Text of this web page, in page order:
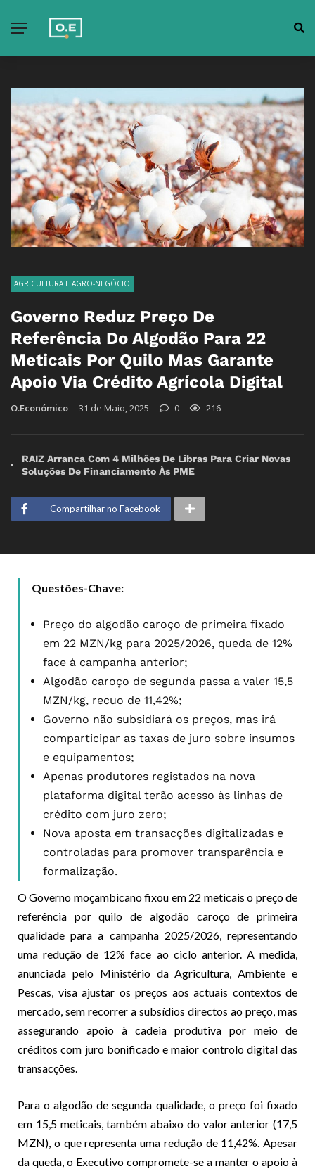
AGRICULTURA E AGRO-NEGÓCIO
Governo Reduz Preço De
Referência Do Algodão Para 22
Meticais Por Quilo Mas Garante
Apoio Via Crédito Agrícola Digital
O.Económico 31 de Maio, 2025 0 216
RAIZ Arranca Com 4 Milhões De Libras Para Criar Novas
Soluções De Financiamento Às PME
Compartilhar no Facebook
Questões-Chave:
Preço do algodão caroço de primeira fixado
em 22 MZN/kg para 2025/2026, queda de 12%
face à campanha anterior;
Algodão caroço de segunda passa a valer 15,5
MZN/kg, recuo de 11,42%;
Governo não subsidiará os preços, mas irá
comparticipar as taxas de juro sobre insumos
e equipamentos;
Apenas produtores registados na nova
plataforma digital terão acesso às linhas de
crédito com juro zero;
Nova aposta em transacções digitalizadas e
controladas para promover transparência e
formalização.
O Governo moçambicano fixou em 22 meticais o preço de
referência por quilo de algodão caroço de primeira
qualidade para a campanha 2025/2026, representando
uma redução de 12% face ao ciclo anterior. A medida,
anunciada pelo Ministério da Agricultura, Ambiente e
Pescas, visa ajustar os preços aos actuais contextos de
mercado, sem recorrer a subsídios directos ao preço, mas
assegurando apoio à cadeia produtiva por meio de
créditos com juro bonificado e maior controlo digital das
transacções.
Para o algodão de segunda qualidade, o preço foi fixado
em 15,5 meticais, também abaixo do valor anterior (17,5
MZN), o que representa uma redução de 11,42%. Apesar
da queda, o Executivo compromete-se a manter o apoio à